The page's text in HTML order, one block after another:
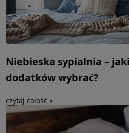
Niebieska sypialnia –
dodatków wybrać?
czytaj całość »